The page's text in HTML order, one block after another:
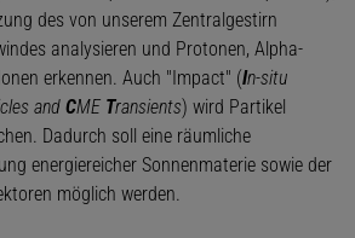
des von unserem Zentralgestirn
analysieren und Protonen, Alpha-
erkennen. Auch "Impact" (In-situ
and CME Transients) wird Partikel
Dadurch soll eine räumliche
energiereicher Sonnenmaterie sowie der
möglich werden.